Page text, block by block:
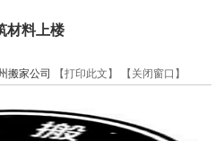
材料上楼
搬家公司 【打印此文】 【关闭窗口】